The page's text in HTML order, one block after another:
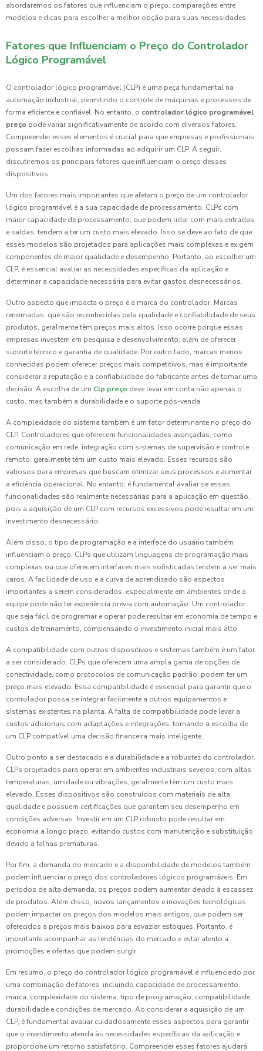
abordaremos os fatores que influenciam o preço, comparações entre
modelos e dicas para escolher a melhor opção para suas necessidades.
Fatores que Influenciam o Preço do Controlador
Lógico Programável
O controlador lógico programável (CLP) é uma peça fundamental na
automação industrial, permitindo o controle de máquinas e processos de
forma eficiente e confiável. No entanto, o controlador lógico programável
preço pode variar significativamente de acordo com diversos fatores.
Compreender esses elementos é crucial para que empresas e profissionais
possam fazer escolhas informadas ao adquirir um CLP. A seguir,
discutiremos os principais fatores que influenciam o preço desses
dispositivos.
Um dos fatores mais importantes que afetam o preço de um controlador
lógico programável é a sua capacidade de processamento. CLPs com
maior capacidade de processamento, que podem lidar com mais entradas
e saídas, tendem a ter um custo mais elevado. Isso se deve ao fato de que
esses modelos são projetados para aplicações mais complexas e exigem
componentes de maior qualidade e desempenho. Portanto, ao escolher um
CLP, é essencial avaliar as necessidades específicas da aplicação e
determinar a capacidade necessária para evitar gastos desnecessários.
Outro aspecto que impacta o preço é a marca do controlador. Marcas
renomadas, que são reconhecidas pela qualidade e confiabilidade de seus
produtos, geralmente têm preços mais altos. Isso ocorre porque essas
empresas investem em pesquisa e desenvolvimento, além de oferecer
suporte técnico e garantia de qualidade. Por outro lado, marcas menos
conhecidas podem oferecer preços mais competitivos, mas é importante
considerar a reputação e a confiabilidade do fabricante antes de tomar uma
decisão. A escolha de um Clp preço deve levar em conta não apenas o
custo, mas também a durabilidade e o suporte pós-venda.
A complexidade do sistema também é um fator determinante no preço do
CLP. Controladores que oferecem funcionalidades avançadas, como
comunicação em rede, integração com sistemas de supervisão e controle
remoto, geralmente têm um custo mais elevado. Esses recursos são
valiosos para empresas que buscam otimizar seus processos e aumentar
a eficiência operacional. No entanto, é fundamental avaliar se essas
funcionalidades são realmente necessárias para a aplicação em questão,
pois a aquisição de um CLP com recursos excessivos pode resultar em um
investimento desnecessário.
Além disso, o tipo de programação e a interface do usuário também
influenciam o preço. CLPs que utilizam linguagens de programação mais
complexas ou que oferecem interfaces mais sofisticadas tendem a ser mais
caros. A facilidade de uso e a curva de aprendizado são aspectos
importantes a serem considerados, especialmente em ambientes onde a
equipe pode não ter experiência prévia com automação. Um controlador
que seja fácil de programar e operar pode resultar em economia de tempo e
custos de treinamento, compensando o investimento inicial mais alto.
A compatibilidade com outros dispositivos e sistemas também é um fator
a ser considerado. CLPs que oferecem uma ampla gama de opções de
conectividade, como protocolos de comunicação padrão, podem ter um
preço mais elevado. Essa compatibilidade é essencial para garantir que o
controlador possa se integrar facilmente a outros equipamentos e
sistemas existentes na planta. A falta de compatibilidade pode levar a
custos adicionais com adaptações e integrações, tornando a escolha de
um CLP compatível uma decisão financeira mais inteligente.
Outro ponto a ser destacado é a durabilidade e a robustez do controlador.
CLPs projetados para operar em ambientes industriais severos, com altas
temperaturas, umidade ou vibrações, geralmente têm um custo mais
elevado. Esses dispositivos são construídos com materiais de alta
qualidade e possuem certificações que garantem seu desempenho em
condições adversas. Investir em um CLP robusto pode resultar em
economia a longo prazo, evitando custos com manutenção e substituição
devido a falhas prematuras.
Por fim, a demanda do mercado e a disponibilidade de modelos também
podem influenciar o preço dos controladores lógicos programáveis. Em
períodos de alta demanda, os preços podem aumentar devido à escassez
de produtos. Além disso, novos lançamentos e inovações tecnológicas
podem impactar os preços dos modelos mais antigos, que podem ser
oferecidos a preços mais baixos para esvaziar estoques. Portanto, é
importante acompanhar as tendências do mercado e estar atento a
promoções e ofertas que podem surgir.
Em resumo, o preço do controlador lógico programável é influenciado por
uma combinação de fatores, incluindo capacidade de processamento,
marca, complexidade do sistema, tipo de programação, compatibilidade,
durabilidade e condições de mercado. Ao considerar a aquisição de um
CLP, é fundamental avaliar cuidadosamente esses aspectos para garantir
que o investimento atenda às necessidades específicas da aplicação e
proporcione um retorno satisfatório. Compreender esses fatores ajudará